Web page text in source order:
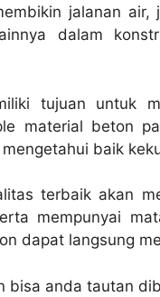
jalanan
dalam
tujuan untuk
material beton
baik
terbaik akan
mempunyai
dapat langsung
bisa anda tautan